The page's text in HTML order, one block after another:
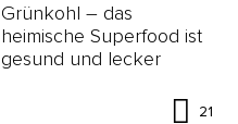
Grünkohl – das
heimische Superfood ist
gesund und lecker
21